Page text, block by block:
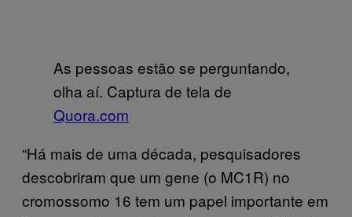
As pessoas estão se perguntando,
olha aí. Captura de tela de
Quora.com
“Há mais de uma década, pesquisadores
descobriram que um gene (o MC1R) no
cromossomo 16 tem um papel importante em